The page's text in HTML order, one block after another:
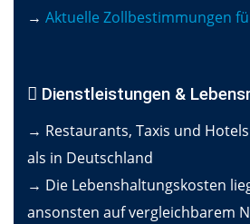
→ Aktuelle Zollbestimmungen
Dienstleistungen &
→ Restaurants, Taxis und
als in Deutschland
→ Die Lebenshaltungskosten
ansonsten auf vergleichbarem